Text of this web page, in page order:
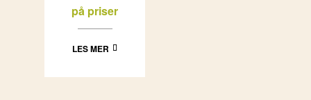
på priser
LES MER